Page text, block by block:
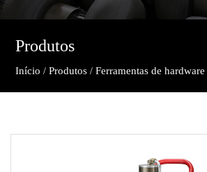
Produtos
Início /Produtos /Ferramentas de hardware